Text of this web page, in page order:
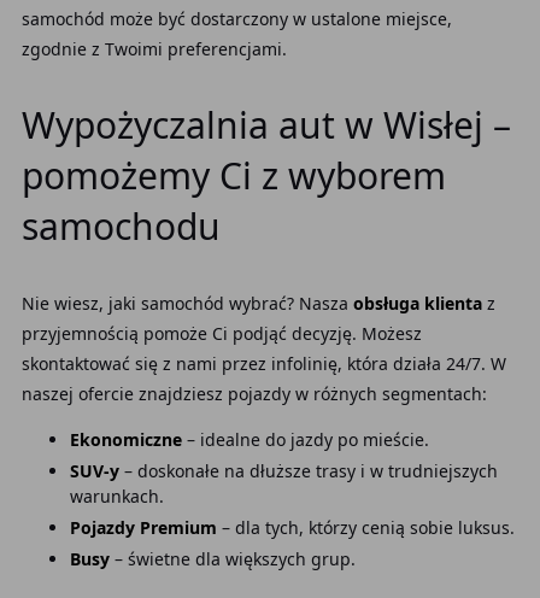
samochód może być dostarczony w ustalone miejsce,
zgodnie z Twoimi preferencjami.
Wypożyczalnia aut w Wisłej –
pomożemy Ci z wyborem
samochodu
Nie wiesz, jaki samochód wybrać? Nasza obsługa klientaz
przyjemnością pomoże Ci podjąć decyzję. Możesz
skontaktować się z nami przez infolinię, która działa 24/7. W
naszej ofercie znajdziesz pojazdy w różnych segmentach:
Ekonomiczne– idealne do jazdy po mieście.
SUV-y– doskonałe na dłuższe trasy i w trudniejszych
warunkach.
Pojazdy Premium – dla tych, którzy cenią sobie luksus.
Busy– świetne dla większych grup.